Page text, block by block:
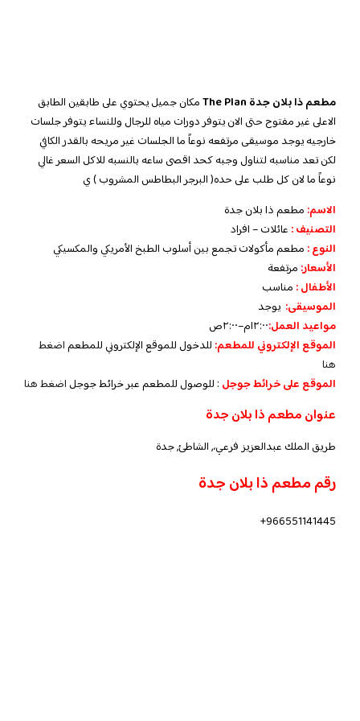
مطعم ذا بلان جدة The Plan
مكان جميل يحتوي على طابقين الطابق
الاعلى غير مفتوح حتى الان يتوفر دورات مياه للرجال وللنساء يتوفر جلسات
خارجيه يوجد موسيقى مرتفعه نوعاً ما الجلسات غير مريحه بالقدر الكافي
لكن تعد مناسبه لتناول وجبه كحد اقصى ساعه بالنسبه للاكل السعر غالي
نوعاً ما لان كل طلب على حده( البرجر البطاطس المشروب ) ي
الاسم: مطعم ذا بلان جدة
التصنيف: عائلات – افراد
النوع : مطعم مأكولات تجمع بين أسلوب الطبخ الأمريكي والمكسيكي
الأسعار: مرتفعة
الأطفال: مناسب
الموسيقى: يوجد
مواعيد العمل:١٢:٠٠م–٢:٠٠ص
الموقع الإلكتروني للمطعم: للدخول للموقع الإلكتروني للمطعماضغط
هنا
الموقع على خرائط جوجل : للوصول للمطعم عبر خرائط جوجل اضغط هنا
عنوان مطعم ذا بلان جدة
طريق الملك عبدالعزيز فرعي،, الشاطئ, جدة
رقم مطعم ذا بلان جدة
966551141445+